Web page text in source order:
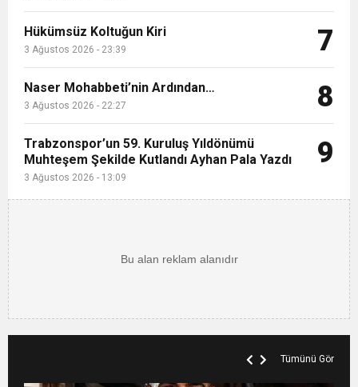
Hükümsüz Koltuğun Kiri
3 Ağustos 2026 - 23:39 7
Naser Mohabbeti’nin Ardından…
3 Ağustos 2026 - 22:27 8
Trabzonspor’un 59. Kuruluş Yıldönümü
Muhteşem Şekilde Kutlandı Ayhan Pala Yazdı
3 Ağustos 2026 - 13:09
9
Tümünü Gör